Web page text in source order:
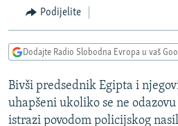
navigaciju
Pređite
na
CRNA GORA
VIDEO
FOTOGALERIJE
INFOGRAFIKE
PODCASTI
RAT U UKRAJINI
KINA NA BALKANU
Podijelite
Dodajte Radio Slobodna Evropa u vaš
Bivši predsednik Egipta i
uhapšeni ukoliko se ne
istrazi povodom policijskog